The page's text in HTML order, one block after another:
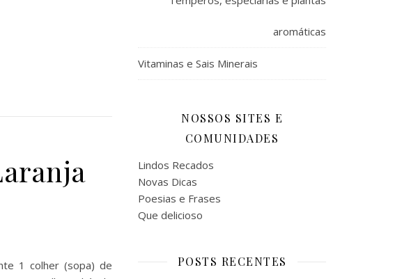
1 colher (sopa) de
aromáticas
Vitaminas e Sais Minerais
NOSSOS SITES E
COMUNIDADES
Lindos Recados
Novas Dicas
Poesias e Frases
Que delicioso
POSTS RECENTES